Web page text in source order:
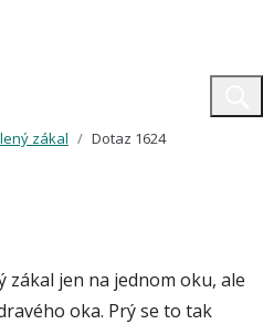
zákal Dotaz 1624
zákal jen na jednom oku, ale
oka. Prý se to tak